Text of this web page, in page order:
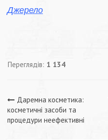
Джерело
Переглядів: 1 134
Навігація
записів
Даремна косметика:
косметичні засоби та
процедури неефективні